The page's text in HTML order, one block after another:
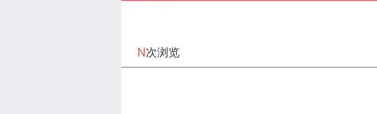
N次浏览